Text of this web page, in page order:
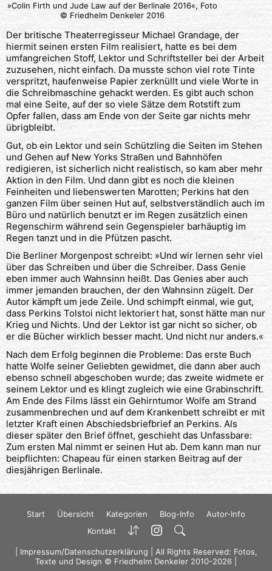
»Colin Firth und Jude Law auf der Berlinale 2016«, Foto
© Friedhelm Denkeler 2016
Der britische Theaterregisseur Michael Grandage, der
hiermit seinen ersten Film realisiert, hatte es bei dem
umfangreichen Stoff, Lektor und Schriftsteller bei der Arbeit
zuzusehen, nicht einfach. Da musste schon viel rote Tinte
verspritzt, haufenweise Papier zerknüllt und viele Worte in
die Schreibmaschine gehackt werden. Es gibt auch schon
mal eine Seite, auf der so viele Sätze dem Rotstift zum
Opfer fallen, dass am Ende von der Seite gar nichts mehr
übrigbleibt.
Gut, ob ein Lektor und sein Schützling die Seiten im Stehen
und Gehen auf New Yorks Straßen und Bahnhöfen
redigieren, ist sicherlich nicht realistisch, so kam aber mehr
Aktion in den Film. Und dann gibt es noch die kleinen
Feinheiten und liebenswerten Marotten; Perkins hat den
ganzen Film über seinen Hut auf, selbstverständlich auch im
Büro und natürlich benutzt er im Regen zusätzlich einen
Regenschirm während sein Gegenspieler barhäuptig im
Regen tanzt und in die Pfützen pascht.
Die Berliner Morgenpost schreibt: »Und wir lernen sehr viel
über das Schreiben und über die Schreiber. Dass Genie
eben immer auch Wahnsinn heißt. Das Genies aber auch
immer jemanden brauchen, der den Wahnsinn zügelt. Der
Autor kämpft um jede Zeile. Und schimpft einmal, wie gut,
dass Perkins Tolstoi nicht lektoriert hat, sonst hätte man nur
Krieg und Nichts. Und der Lektor ist gar nicht so sicher, ob
er die Bücher wirklich besser macht. Und nicht nur anders.«
Nach dem Erfolg beginnen die Probleme: Das erste Buch
hatte Wolfe seiner Geliebten gewidmet, die dann aber auch
ebenso schnell abgeschoben wurde; das zweite widmete er
seinem Lektor und es klingt zugleich wie eine Grabinschrift.
Am Ende des Films lässt ein Gehirntumor Wolfe am Strand
zusammenbrechen und auf dem Krankenbett schreibt er mit
letzter Kraft einen Abschiedsbriefbrief an Perkins. Als
dieser später den Brief öffnet, geschieht das Unfassbare:
Zum ersten Mal nimmt er seinen Hut ab. Dem kann man nur
beipflichten: Chapeau für einen starken Beitrag auf der
diesjährigen Berlinale.
Start Übersicht Kategorien Blog-Info
Autor-Info
Kontakt
Impressum/Datenschutzerklärung | All Rights Reserved: Fotos,
Texte und Design © Friedhelm Denkeler 2010-2026 |